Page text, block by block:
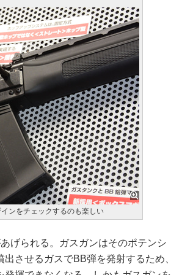
ンをチェックするのも楽しい
げられる。ガスガンはそのポテンシ
させるガスでBB弾を発射するため、